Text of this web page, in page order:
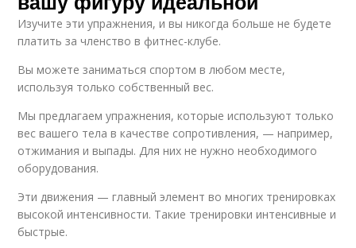
Изучите эти упражнения, и вы никогда больше не будете
платить за членство в фитнес-клубе.
Вы можете заниматься спортом в любом месте,
используя только собственный вес.
Мы предлагаем упражнения, которые используют только
вес вашего тела в качестве сопротивления, — например,
отжимания и выпады. Для них не нужно необходимого
оборудования.
Эти движения — главный элемент во многих тренировках
высокой интенсивности. Такие тренировки интенсивные и
быстрые.